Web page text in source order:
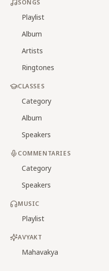
SONGS
Playlist
Album
Artists
Ringtones
CLASSES
Category
Album
Speakers
COMMENTARIES
Category
Speakers
MUSIC
Playlist
AVYAKT
Mahavakya